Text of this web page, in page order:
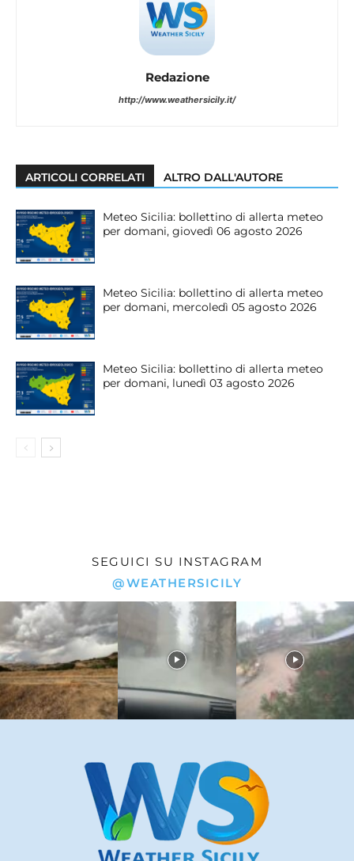
Redazione
http://www.weathersicily.it/
ARTICOLI CORRELATI ALTRO DALL'AUTORE
Meteo Sicilia: bollettino di allerta meteo
per domani, giovedì 06 agosto 2026
Meteo Sicilia: bollettino di allerta meteo
per domani, mercoledì 05 agosto 2026
Meteo Sicilia: bollettino di allerta meteo
per domani, lunedì 03 agosto 2026
SEGUICI SU INSTAGRAM
@WEATHERSICILY